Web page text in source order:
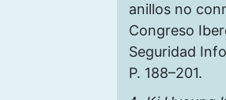
anillos no
Congreso
Seguridad
P. 188–201.